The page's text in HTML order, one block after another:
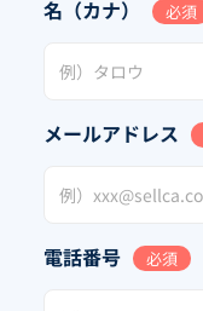
名（カナ） 必須
メールアドレス
電話番号 必須